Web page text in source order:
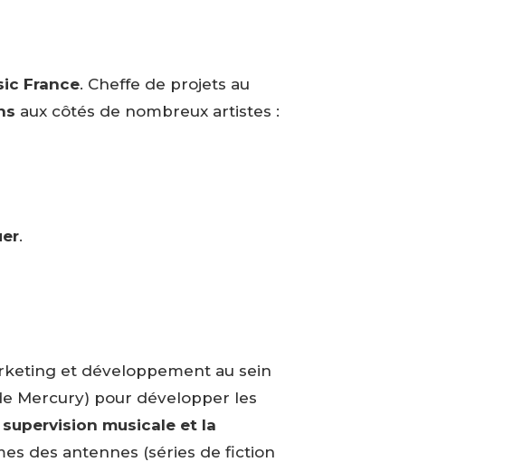
France. Cheffe de projets au
aux côtés de nombreux artistes :
.
et développement au sein
Mercury) pour développer les
supervision musicale et la
des antennes (séries de fiction